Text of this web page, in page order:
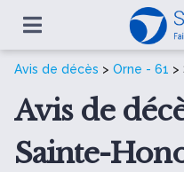
Avis de décès > Orne - 61 >
Avis de
Sainte-